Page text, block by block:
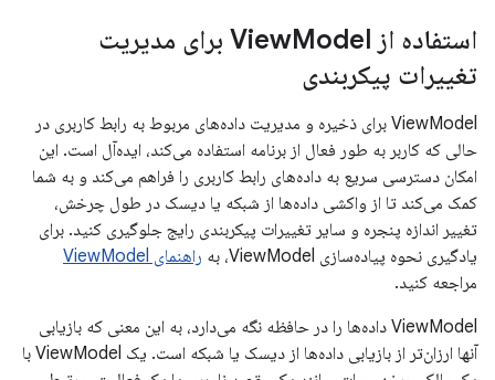
استفاده از View
Model برای مدیریت
تغییرات پیکربندی
ViewModel برای ذخیره و مدیریت داده‌های مربوط به رابط کاربری در
حالی که کاربر به طور فعال از برنامه استفاده می‌کند، ایده‌آل است. این
امکان دسترسی سریع به داده‌های رابط کاربری را فراهم می‌کند و به شما
کمک می‌کند تا از واکشی داده‌ها از شبکه یا دیسک در طول چرخش،
تغییر اندازه پنجره و سایر تغییرات پیکربندی رایج جلوگیری کنید. برای
یادگیری نحوه پیاده‌سازی ViewModel، به
راهنمای ViewModel
مراجعه کنید.
ViewModel داده‌ها را در حافظه نگه می‌دارد، به این معنی که بازیابی
آنها ارزان‌تر از بازیابی داده‌ها از دیسک یا شبکه است. یک ViewModel با